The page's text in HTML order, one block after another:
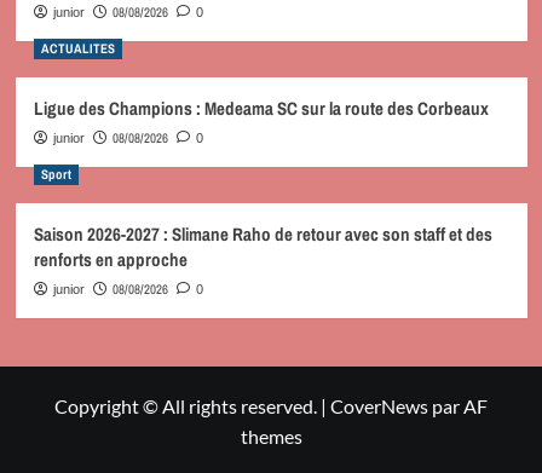
junior 08/08/2026 0
ACTUALITES
Ligue des Champions : Medeama SC sur la route des Corbeaux
junior 08/08/2026 0
Sport
Saison 2026-2027 : Slimane Raho de retour avec son staff et des
renforts en approche
junior 08/08/2026 0
Copyright © All rights reserved. | CoverNews par AF
themes